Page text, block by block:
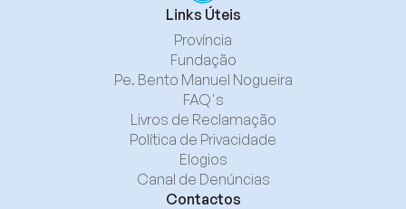
Links Úteis
Província
Fundação
Pe. Bento Manuel Nogueira
FAQ's
Livros de Reclamação
Política de Privacidade
Elogios
Canal de Denúncias
Contactos